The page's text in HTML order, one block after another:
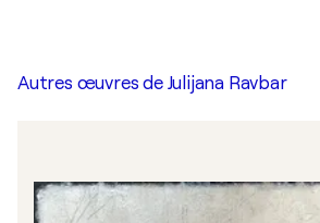
Autres œuvres de Julijana Ravbar